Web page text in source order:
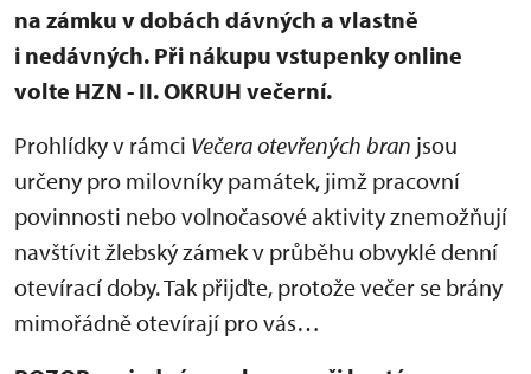
na zámku v dobách dávných a vlastně
i nedávných. Při nákupu vstupenky online
volte HZN - II. OKRUH večerní.
Prohlídky v rámci Večera otevřených bran jsou
určeny pro milovníky památek, jimž pracovní
povinnosti nebo volnočasové aktivity znemožňují
navštívit žlebský zámek v průběhu obvyklé denní
otevírací doby. Tak přijďte, protože večer se brány
mimořádně otevírají pro vás…